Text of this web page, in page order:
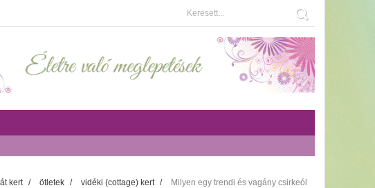
kert / ötletek / vidéki (cottage) kert /
Milyen egy trendi és vagány csirkeól